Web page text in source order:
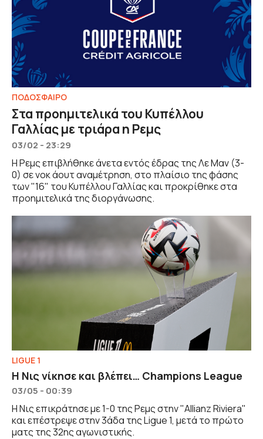
ΠΟΔΟΣΦΑΙΡΟ
Στα προημιτελικά του Κυπέλλου
Γαλλίας με τριάρα η Ρεμς
03/02 - 23:29
Η Ρεμς επιβλήθηκε άνετα εντός έδρας της Λε Μαν (3-
0) σε νοκ άουτ αναμέτρηση, στο πλαίσιο της φάσης
των "16" του Κυπέλλου Γαλλίας και προκρίθηκε στα
προημιτελικά της διοργάνωσης.
LIGUE 1
Η Νις νίκησε και βλέπει… Champions League
03/05 - 00:39
Η Νις επικράτησε με 1-0 της Ρεμς στην "Allianz Riviera"
και επέστρεψε στην 3άδα της Ligue 1, μετά το πρώτο
ματς της 32ης αγωνιστικής.